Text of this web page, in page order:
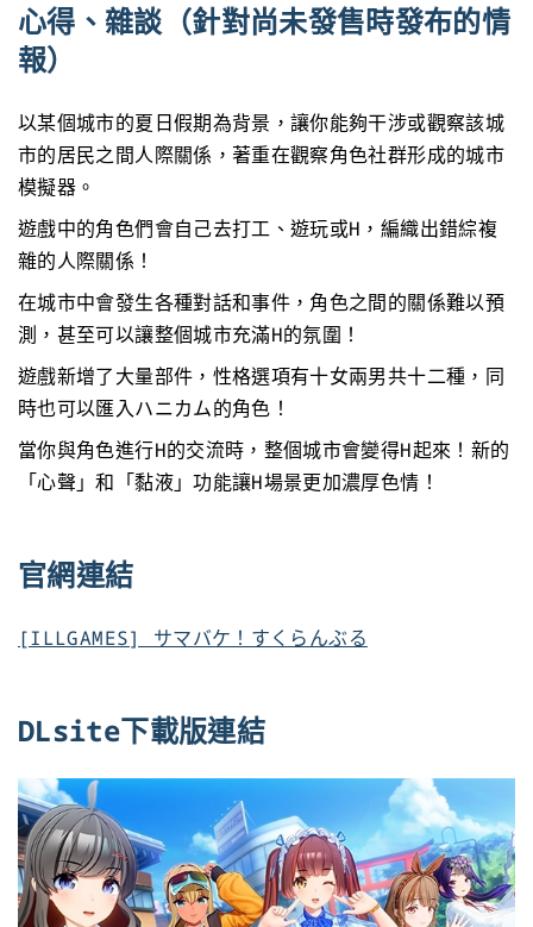
心得、雜談（針對尚未發售時發布的情
報）
以某個城市的夏日假期為背景，讓你能夠干涉或觀察該城
市的居民之間人際關係，著重在觀察角色社群形成的城市
模擬器。
遊戲中的角色們會自己去打工、遊玩或H，編織出錯綜複
雜的人際關係！
在城市中會發生各種對話和事件，角色之間的關係難以預
測，甚至可以讓整個城市充滿H的氛圍！
遊戲新增了大量部件，性格選項有十女兩男共十二種，同
時也可以匯入ハニカム的角色！
當你與角色進行H的交流時，整個城市會變得H起來！新的
「心聲」和「黏液」功能讓H場景更加濃厚色情！
官網連結
[ILLGAMES] サマバケ！すくらんぶる
DLsite下載版連結